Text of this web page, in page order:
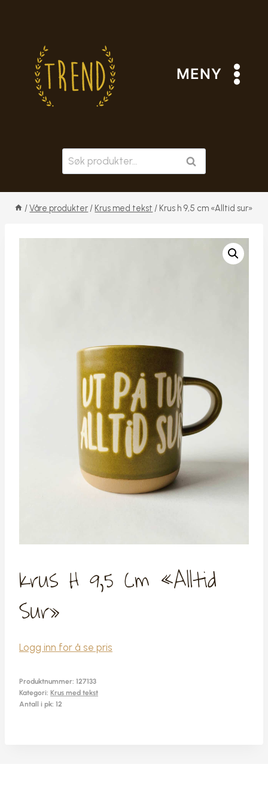
MENY
Søk
etter:
SØK
/Våre produkter / Krus med tekst / Krus h 9,5 cm «Alltid sur»
Krus H 9,5 Cm «Alltid
Sur»
Logg inn for å se pris
Produktnummer: 127133
Kategori: Krus med tekst
Antall i pk: 12